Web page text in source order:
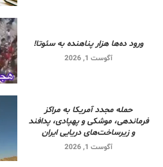
ورود ده‌ها هزار پناهنده به سئوتا!
آگوست 1, 2026
حمله مجدد آمریکا به مراکز
فرماندهی، موشکی و پهپادی، پدافند
و زیرساخت‌های دریایی ایران
آگوست 1, 2026